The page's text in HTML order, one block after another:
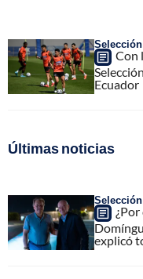
Con
Ecuador
Últimas noticias
explicó